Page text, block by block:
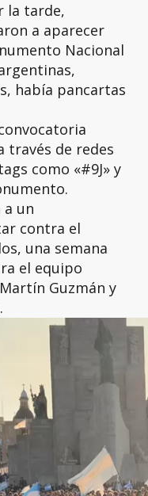
la tarde,
a aparecer
Nacional
había pancartas
través de redes
como «#9J» y
a un
contra el
una semana
el equipo
Guzmán y